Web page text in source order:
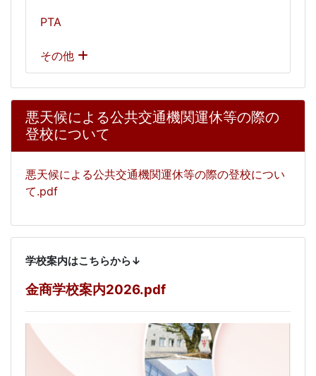
PTA
その他
悪天候による公共交通機関運休等の際の
登校について
悪天候による公共交通機関運休等の際の登校につい
て.pdf
学校案内はこちらから↓
金商学校案内2026.pdf